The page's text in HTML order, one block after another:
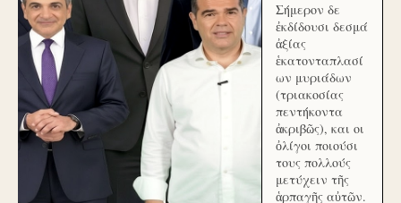
Σήμερον δε
ἐκδίδουσι δεσμά
ἀξίας
ἑκατονταπλασί
ων μυριάδων
(τριακοσίας
πεντήκοντα
ἀκριβῶς), και οι
ὀλίγοι ποιούσι
τους πολλούς
μετύχειν τῆς
ἁρπαγῆς αὐτῶν.